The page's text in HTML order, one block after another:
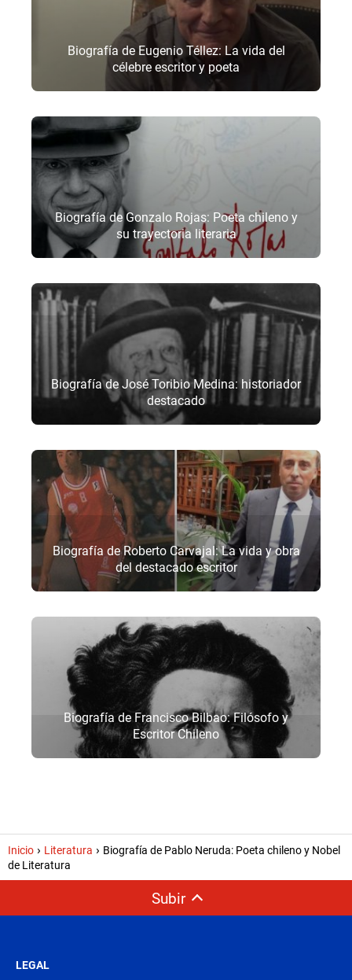
Biografía de Eugenio Téllez: La vida del
célebre escritor y poeta
Biografía de Gonzalo Rojas: Poeta chileno y
su trayectoria literaria
Biografía de José Toribio Medina: historiador
destacado
Biografía de Roberto Carvajal: La vida y obra
del destacado escritor
Biografía de Francisco Bilbao: Filósofo y
Escritor Chileno
Inicio Literatura
Biografía de Pablo Neruda: Poeta chileno y Nobel
de Literatura
Subir
LEGAL